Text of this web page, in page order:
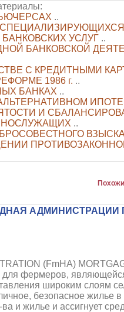
..
УСЛУГ ..
БАНКОВСКОЙ
С КРЕДИТНЫМИ
1986 г. ..
БАНКАХ ..
И
..
АДМИНИСТРАЦИИ
(FmHA)
для фермеров,
широким слоям
безопасное
и жилье и ассигнует